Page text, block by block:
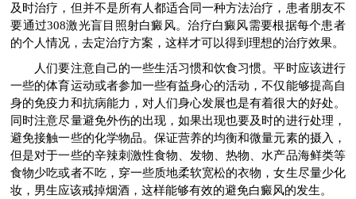
及时治疗，但并不是所有人都适合同一种方法治疗，患者朋友不
要通过308激光盲目照射白癜风。治疗白癜风需要根据每个患者
的个人情况，去定治疗方案，这样才可以得到理想的治疗效果。
人们要注意自己的一些生活习惯和饮食习惯。平时应该进行
一些的体育运动或者参加一些有益身心的活动，不仅能够提高自
身的免疫力和抗病能力，对人们身心发展也是有着很大的好处。
同时注意尽量避免外伤的出现，如果出现也要及时的进行处理，
避免接触一些的化学物品。保证营养的均衡和微量元素的摄入，
但是对于一些的辛辣刺激性食物、发物、热物、水产品海鲜类等
食物少吃或者不吃，穿一些质地柔软宽松的衣物，女生尽量少化
妆，男生应该戒掉烟酒，这样能够有效的避免白癜风的发生。